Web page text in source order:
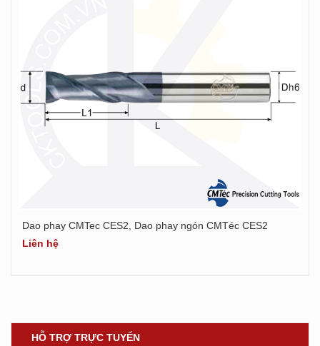
HỖ TRỢ TRỰC TUYẾN
Xem chi tiết
Dao phay CMTec CES2, Dao phay ngón CMTéc CES2
Liên hệ